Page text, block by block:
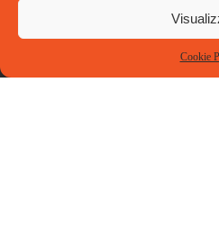
Cookie
Dove siamo
Consulting